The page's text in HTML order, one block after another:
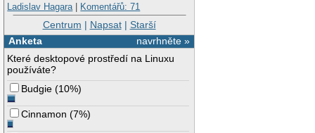
Ladislav Hagara | Komentářů: 71
Centrum | Napsat| Starší
navrhněte »
Anketa
Které desktopové prostředí na Linuxu
používáte?
Budgie (10%)
Cinnamon (7%)